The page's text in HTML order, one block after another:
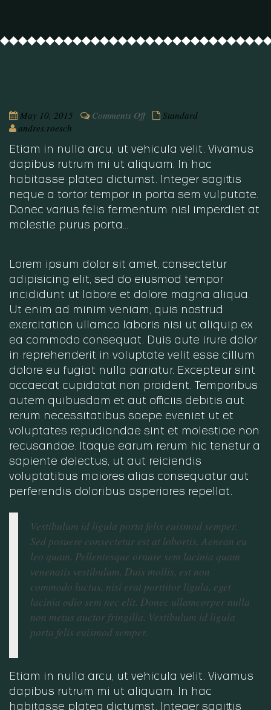
May 10, 2015 Comments Offon
Standard
andres.roesch
Etiam in nulla arcu, ut vehicula velit. Vivamus
dapibus rutrum mi ut aliquam. In hac
habitasse platea dictumst. Integer sagittis
neque a tortor tempor in porta sem vulputate.
Donec varius felis fermentum nisl imperdiet at
molestie purus porta…
Lorem ipsum dolor sit amet, consectetur
adipisicing elit, sed do eiusmod tempor
incididunt ut labore et dolore magna aliqua.
Ut enim ad minim veniam, quis nostrud
exercitation ullamco laboris nisi ut aliquip ex
ea commodo consequat. Duis aute irure dolor
in reprehenderit in voluptate velit esse cillum
dolore eu fugiat nulla pariatur. Excepteur sint
occaecat cupidatat non proident. Temporibus
autem quibusdam et aut officiis debitis aut
rerum necessitatibus saepe eveniet ut et
voluptates repudiandae sint et molestiae non
recusandae. Itaque earum rerum hic tenetur a
sapiente delectus, ut aut reiciendis
voluptatibus maiores alias consequatur aut
perferendis doloribus asperiores repellat.
Vestibulum id ligula porta felis euismod semper.
Sed posuere consectetur est at lobortis. Aenean eu
leo quam. Pellentesque ornare sem lacinia quam
venenatis vestibulum. Duis mollis, est non
commodo luctus, nisi erat porttitor ligula, eget
lacinia odio sem nec elit. Donec ullamcorper nulla
non metus auctor fringilla. Vestibulum id ligula
porta felis euismod semper.
Etiam in nulla arcu, ut vehicula velit. Vivamus
dapibus rutrum mi ut aliquam. In hac
habitasse platea dictumst. Integer sagittis